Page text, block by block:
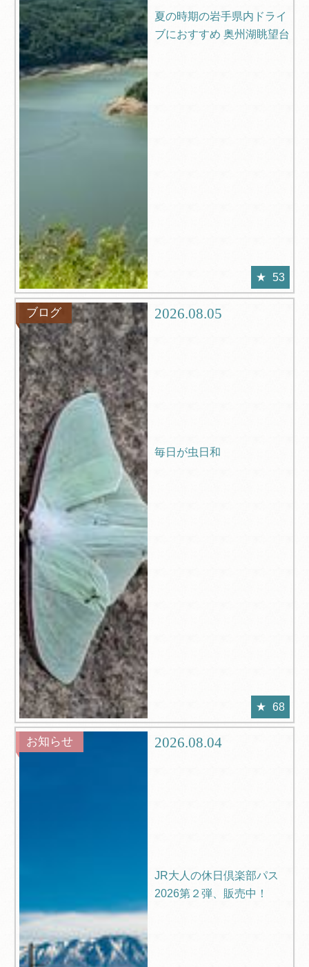
夏の時期の岩手県内ドライ
ブにおすすめ 奥州湖眺望台
53
ブログ 2026.08.05
毎日が虫日和
68
お知らせ 2026.08.04
JR大人の休日倶楽部パス
2026第２弾、販売中！